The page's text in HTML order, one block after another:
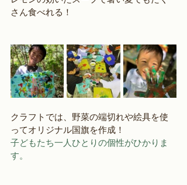
さん食べれる！
クラフトでは、野菜の端切れや絵具を使
ってオリジナル国旗を作成！
子どもたち一人ひとりの個性がひかりま
す。